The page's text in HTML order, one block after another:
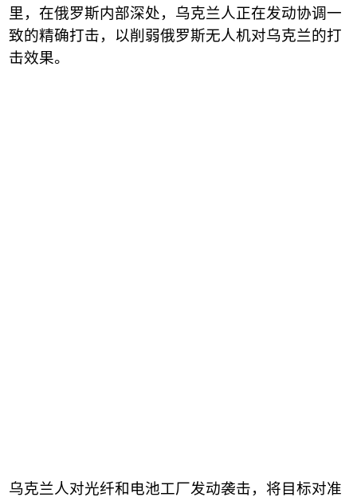
里，在俄罗斯内部深处，乌克兰人正在发动协调一
致的精确打击，以削弱俄罗斯无人机对乌克兰的打
击效果。
乌克兰人对光纤和电池工厂发动袭击，将目标对准